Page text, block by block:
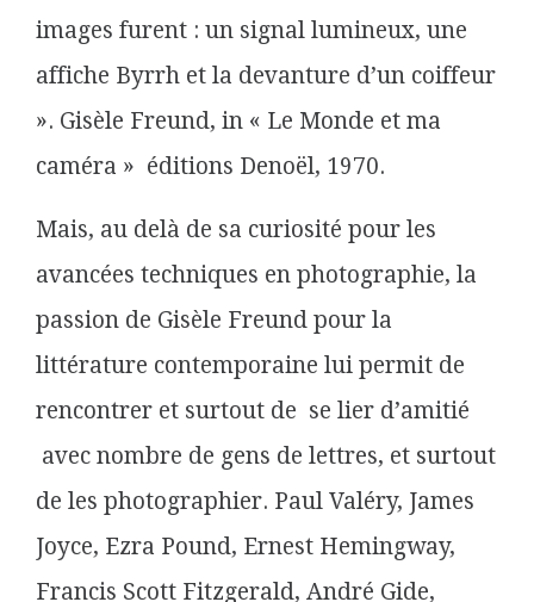
images furent : un signal lumineux, une
affiche Byrrh et la devanture d’un coiffeur
». Gisèle Freund, in « Le Monde et ma
caméra » éditions Denoël, 1970.
Mais, au delà de sa curiosité pour les
avancées techniques en photographie, la
passion de Gisèle Freund pour la
littérature contemporaine lui permit de
rencontrer et surtout de se lier d’amitié
avec nombre de gens de lettres, et surtout
de les photographier. Paul Valéry, James
Joyce, Ezra Pound, Ernest Hemingway,
Francis Scott Fitzgerald, André Gide,